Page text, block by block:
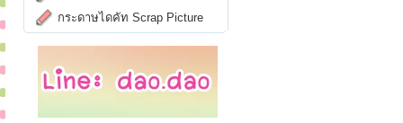
กระดาษไดคัท Scrap Picture